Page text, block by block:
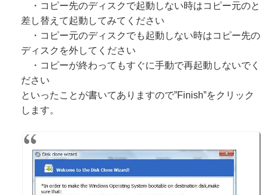
・コピー先のディスクで起動しない時はコピー元のと
差し替えて起動してみてください
・コピー元のディスクでも起動しない時はコピー先の
ディスクを外してください
・コピーが終わってもすぐに手動で再起動しないでく
ださい
といったことが書いてありますので”Finish”をクリック
します。